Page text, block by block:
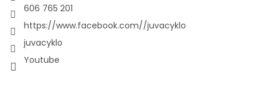
606 765 201
https://www.facebook.com//juvacyklo
juvacyklo
Youtube